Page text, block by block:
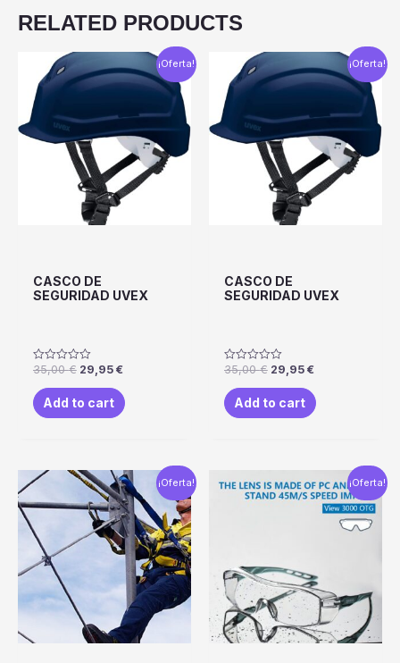
RELATED PRODUCTS
¡Oferta!
CASCO DE
SEGURIDAD UVEX
Rated
out
of
5
35,00€ 29,95 €
Add to cart
¡Oferta!
CASCO DE
SEGURIDAD UVEX
Rated
out
of
5
35,00€ 29,95 €
Add to cart
¡Oferta! ¡Oferta!